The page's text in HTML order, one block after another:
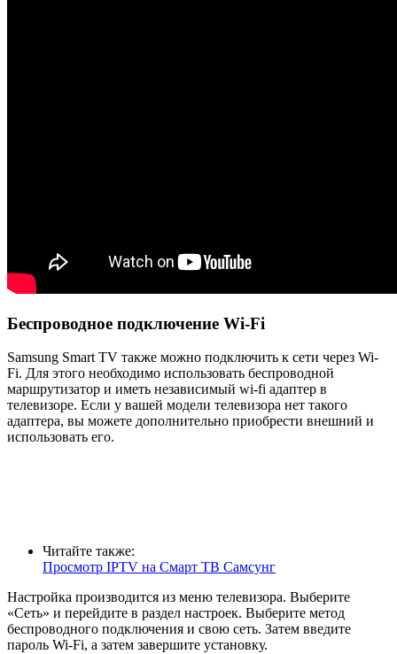
Беспроводное подключение Wi-Fi
Samsung Smart TV также можно подключить к сети через Wi-
Fi. Для этого необходимо использовать беспроводной
маршрутизатор и иметь независимый wi-fi адаптер в
телевизоре. Если у вашей модели телевизора нет такого
адаптера, вы можете дополнительно приобрести внешний и
использовать его.
Читайте также:
Просмотр IPTV на Смарт ТВ Самсунг
Настройка производится из меню телевизора. Выберите
«Сеть» и перейдите в раздел настроек. Выберите метод
беспроводного подключения и свою сеть. Затем введите
пароль Wi-Fi, а затем завершите установку.